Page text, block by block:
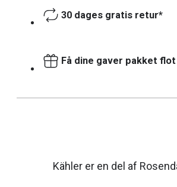
30 dages gratis retur*
Få dine gaver pakket flot
Kähler er en del af